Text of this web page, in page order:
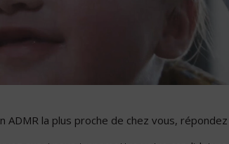
la plus proche de chez vous,